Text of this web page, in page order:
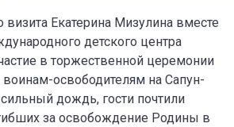
визита Екатерина Мизулина вместе
детского центра
в торжественной церемонии
освободителям на Сапун-
дождь, гости почтили
за освобождение Родины в